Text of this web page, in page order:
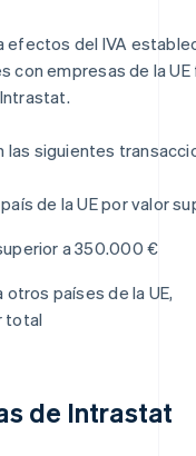
del IVA
con empresas de la UE
las siguientes
de la UE por valor
a 350.000 €
países de la UE,
total
de Intrastat